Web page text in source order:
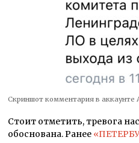
Скриншот комментария в аккаунте
Стоит отметить, тревога
обоснована. Ранее